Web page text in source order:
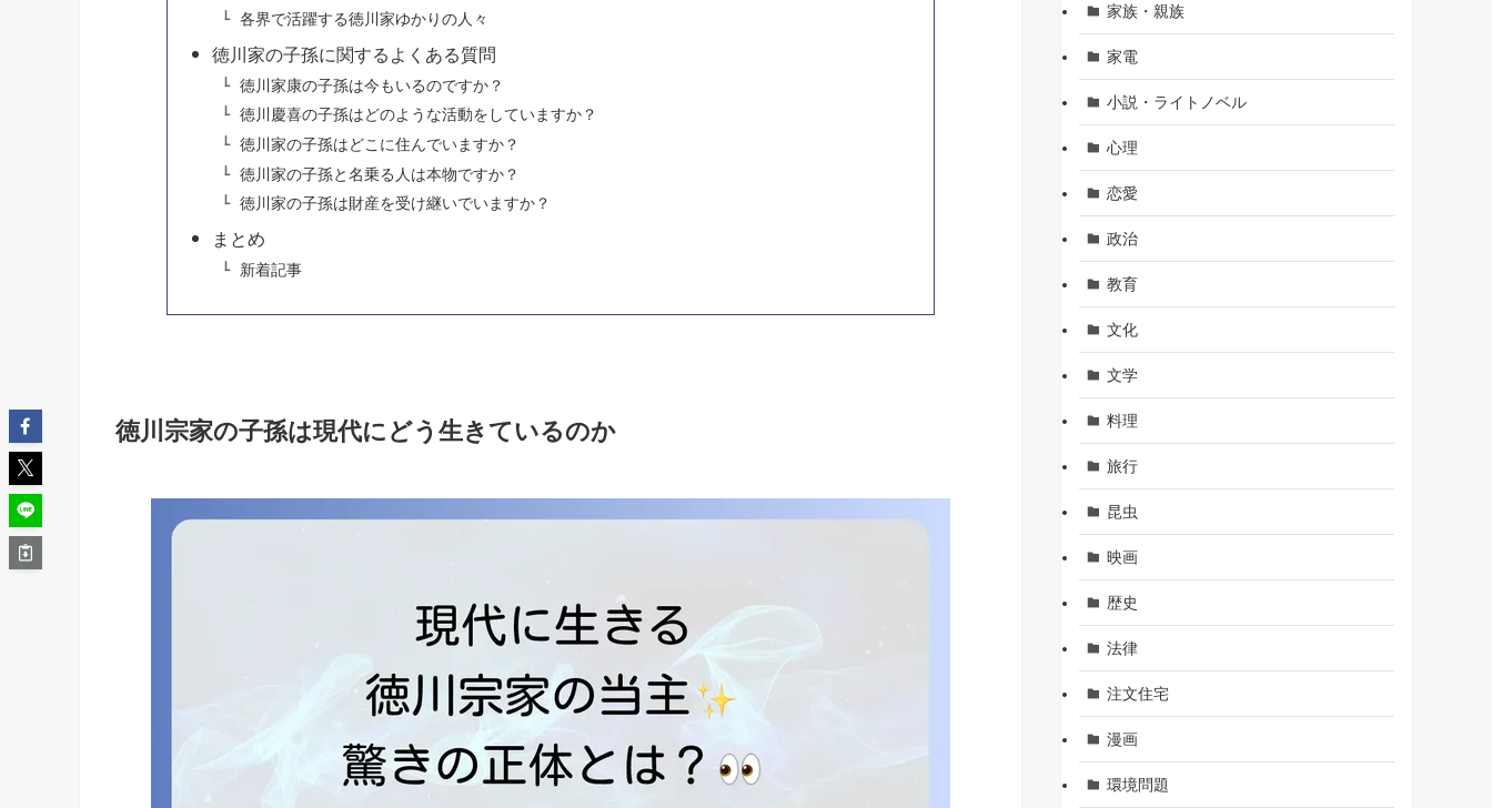
各界で活躍する徳川家ゆかりの人々
徳川家の子孫に関するよくある質問
徳川家康の子孫は今もいるのですか？
徳川慶喜の子孫はどのような活動をしていますか？
徳川家の子孫はどこに住んでいますか？
徳川家の子孫と名乗る人は本物ですか？
徳川家の子孫は財産を受け継いでいますか？
まとめ
新着記事
徳川宗家の子孫は現代にどう生きているのか
家族・親族
家電
小説・ライトノベル
心理
恋愛
政治
教育
文化
文学
料理
旅行
昆虫
映画
歴史
法律
注文住宅
漫画
環境問題